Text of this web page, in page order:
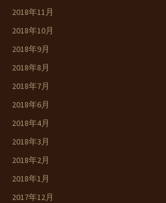
2018年11月
2018年10月
2018年9月
2018年8月
2018年7月
2018年6月
2018年4月
2018年3月
2018年2月
2018年1月
2017年12月